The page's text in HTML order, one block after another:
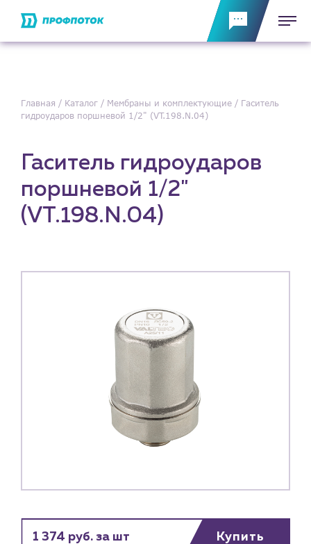
Главная Каталог Мембраны и комплектующие
Гаситель
гидроударов поршневой 1/2" (VT.198.N.04)
Гаситель гидроударов
поршневой 1/2"
(VT.198.N.04)
1 374 руб. за шт Купить